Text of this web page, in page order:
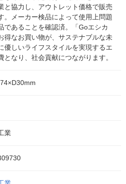
と協力し、アウトレット価格で販売
。メーカー検品によって使用上問題
であることを確認済。「Goエシカ
得なお買い物が、サステナブルな未
優しいライフスタイルを実現するエ
となり、社会貢献につながります。
業